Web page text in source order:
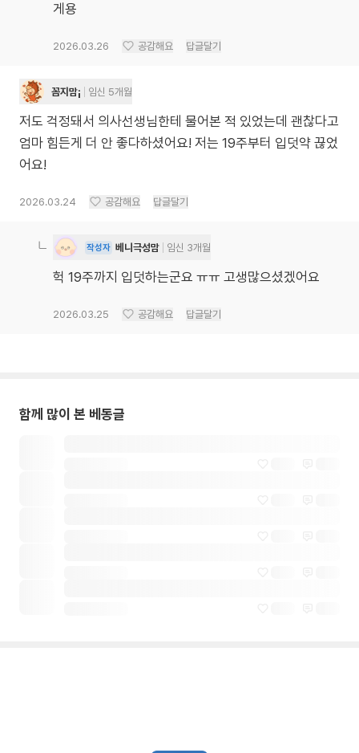
게용
2026.03.26 공감해요 답글달기
꼼지맘¡ 임신 5개월
저도 걱정돼서 의사선생님한테 물어본 적 있었는데 괜찮다고
엄마 힘든게 더 안 좋다하셨어요! 저는 19주부터 입덧약 끊었
어요!
2026.03.24 공감해요 답글달기
작성자 베니극성맘 임신 3개월
헉 19주까지 입덧하는군요 ㅠㅠ 고생많으셨겠어요
2026.03.25 공감해요 답글달기
함께 많이 본 베동글